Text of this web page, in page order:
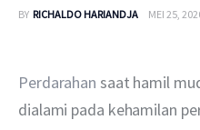
Mengapa Good
Berita
BY RICHALDO HARIANDJA MEI 25,
Perdarahan saat hamil
dialami pada kehamilan